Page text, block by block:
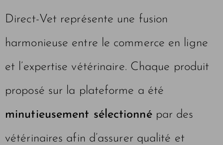
Direct-Vet représente une fusion
harmonieuse entre le commerce en ligne
et l’expertise vétérinaire. Chaque produit
proposé sur la plateforme a été
minutieusement sélectionnépar des
vétérinaires afin d’assurer qualité et